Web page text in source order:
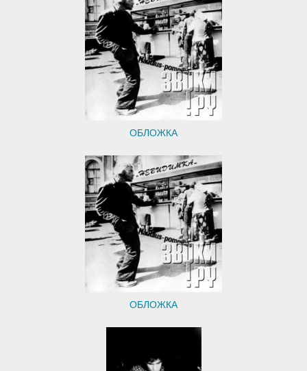
ОБЛОЖКА
ОБЛОЖКА